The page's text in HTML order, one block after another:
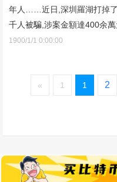
年人……近日,深圳羅湖打掉
千人被騙,涉案金額達400余萬
1900/1/1 0:00:00
« 1 1 2